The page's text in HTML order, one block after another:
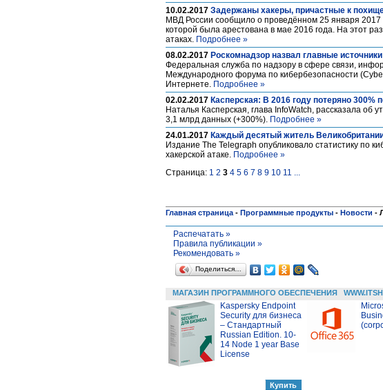
10.02.2017 Задержаны хакеры, причастные к
МВД России сообщило о проведённом 25 января 2017
которой была арестована в мае 2016 года. На этот
атаках. Подробнее »
08.02.2017 Роскомнадзор назвал главные
Федеральная служба по надзору в сфере связи,
Международного форума по кибербезопасности
Интернете. Подробнее »
02.02.2017 Касперская: В 2016 году потеряно
Наталья Касперская, глава InfoWatch, рассказала об
3,1 млрд данных (+300%). Подробнее »
24.01.2017 Каждый десятый житель
Издание The Telegraph опубликовало статистику по
хакерской атаке. Подробнее »
Страница: 1 2 3 4 5 6 7 8 9 10 11 ...
Главная страница - Программные продукты - Новости -
Распечатать »
Правила публикации »
Рекомендовать »
Поделиться…
МАГАЗИН ПРОГРАММНОГО ОБЕСПЕЧЕНИЯ
Kaspersky Endpoint
Security для бизнеса
– Стандартный
Russian Edition. 10-
14 Node 1 year Base
License